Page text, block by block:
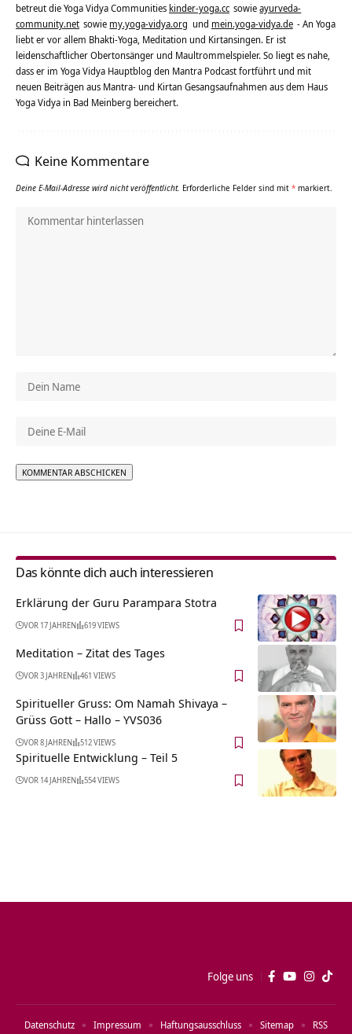
betreut die Yoga Vidya Communities kinder-yoga.cc sowieayurveda-
community.net sowie my.yoga-vidya.org und mein.yoga-vidya.de - An Yoga
liebt er vor allem Bhakti-Yoga, Meditation und Kirtansingen. Er ist
leidenschaftlicher Obertonsänger und Maultrommelspieler. So liegt es nahe,
dass er im Yoga Vidya Hauptblog den Mantra Podcast fortführt und mit
neuen Beiträgen aus Mantra- und Kirtan Gesangsaufnahmen aus dem Haus
Yoga Vidya in Bad Meinberg bereichert.
Keine Kommentare
Deine E-Mail-Adresse wird nicht veröffentlicht. Erforderliche Felder sind mit * markiert.
Das könnte dich auch interessieren
Erklärung der Guru Parampara Stotra
VOR 17 JAHREN 619 VIEWS
Meditation – Zitat des Tages
VOR 3 JAHREN 461 VIEWS
Spiritueller Gruss: Om Namah Shivaya –
Grüss Gott – Hallo – YVS036
VOR 8 JAHREN 512 VIEWS
Spirituelle Entwicklung – Teil 5
VOR 14 JAHREN 554 VIEWS
Folge uns
Datenschutz Impressum Haftungsausschluss Sitemap RSS